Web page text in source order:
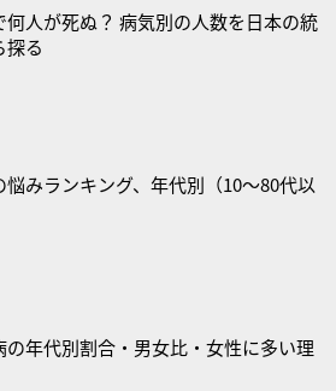
何人が死ぬ？ 病気別の人数を日本の統
探る
悩みランキング、年代別（10〜80代以
の年代別割合・男女比・女性に多い理